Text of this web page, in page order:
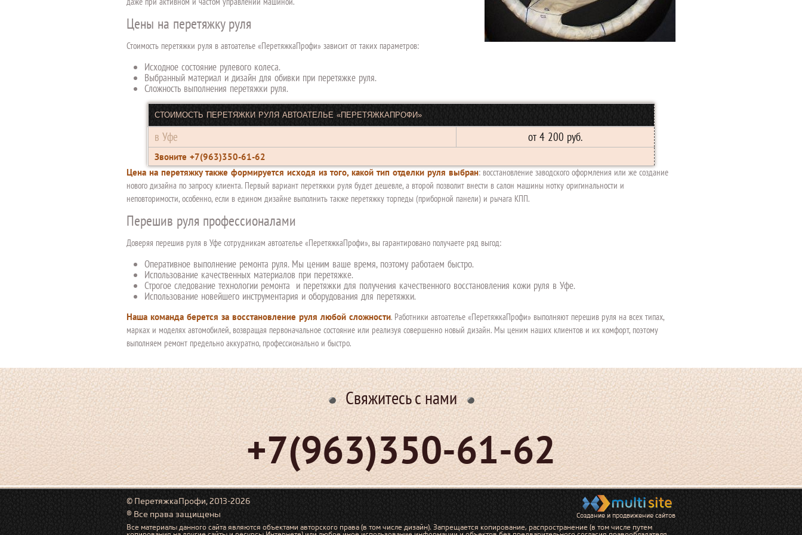
Цены на перетяжку руля
Стоимость перетяжки руля в автоателье «ПеретяжкаПрофи» зависит от таких параметров:
Исходное состояние рулевого колеса.
Выбранный материал и дизайн для обивки при перетяжке руля.
Сложность выполнения перетяжки руля.
СТОИМОСТЬ ПЕРЕТЯЖКИ РУЛЯ АВТОАТЕЛЬЕ «ПЕРЕТЯЖКАПРОФИ»
в Уфе от 4 200 руб.
Звоните +7(963)350-61-62
Цена на перетяжку также формируется исходя из того, какой тип отделки руля выбран: восстановление заводского оформления или же создание
нового дизайна по запросу клиента. Первый вариант перетяжки руля будет дешевле, а второй позволит внести в салон машины нотку оригинальности и
неповторимости, особенно, если в едином дизайне выполнить также перетяжку торпеды (приборной панели) и рычага КПП.
Перешив руля профессионалами
Доверяя перешив руля в Уфе сотрудникам автоателье «ПеретяжкаПрофи», вы гарантировано получаете ряд выгод:
Оперативное выполнение ремонта руля. Мы ценим ваше время, поэтому работаем быстро.
Использование качественных материалов при перетяжке.
Строгое следование технологии ремонта и перетяжки для получения качественного восстановления кожи руля в Уфе.
Использование новейшего инструментария и оборудования для перетяжки.
Наша команда берется за восстановление руля любой сложности. Работники автоателье «ПеретяжкаПрофи» выполняют перешив руля на всех типах,
марках и моделях автомобилей, возвращая первоначальное состояние или реализуя совершенно новый дизайн. Мы ценим наших клиентов и их комфорт, поэтому
выполняем ремонт предельно аккуратно, профессионально и быстро.
Свяжитесь с нами
+7(963)350-61-62
Создание и продвижение сайтов
© ПеретяжкаПрофи, 2013-2026
® Все права защищены
Все материалы данного сайта являются объектами авторского права (в том числе дизайн). Запрещается копирование, распространение (в том числе путем